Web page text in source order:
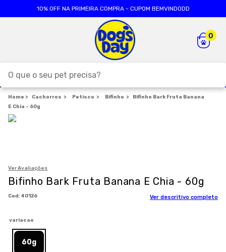
10% OFF NA PRIMEIRA COMPRA - CUPOM BEMVINDODD
Cachorros Petisco Bifinho
Bifinho Bark Fruta Banana
E Chia - 60g
Ver Avaliações
Bifinho Bark Fruta Banana E Chia - 60g
: 40126 Ver descritivo completo
variacao
60g
TERMOS MAIS BUSCADOS
5º
formula natural